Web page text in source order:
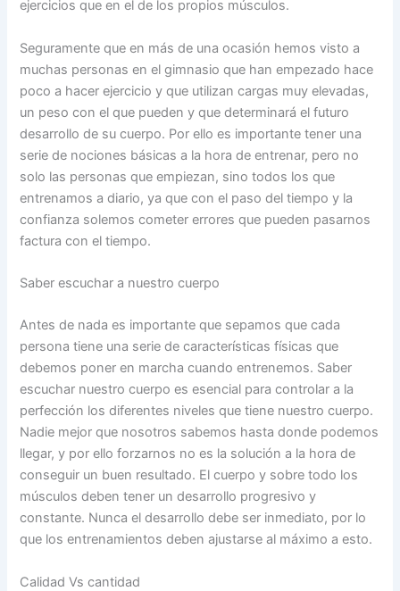
ejercicios que en el de los propios músculos.
Seguramente que en más de una ocasión hemos visto a
muchas personas en el gimnasio que han empezado hace
poco a hacer ejercicio y que utilizan cargas muy elevadas,
un peso con el que pueden y que determinará el futuro
desarrollo de su cuerpo. Por ello es importante tener una
serie de nociones básicas a la hora de entrenar, pero no
solo las personas que empiezan, sino todos los que
entrenamos a diario, ya que con el paso del tiempo y la
confianza solemos cometer errores que pueden pasarnos
factura con el tiempo.
Saber escuchar a nuestro cuerpo
Antes de nada es importante que sepamos que cada
persona tiene una serie de características físicas que
debemos poner en marcha cuando entrenemos. Saber
escuchar nuestro cuerpo es esencial para controlar a la
perfección los diferentes niveles que tiene nuestro cuerpo.
Nadie mejor que nosotros sabemos hasta donde podemos
llegar, y por ello forzarnos no es la solución a la hora de
conseguir un buen resultado. El cuerpo y sobre todo los
músculos deben tener un desarrollo progresivo y
constante. Nunca el desarrollo debe ser inmediato, por lo
que los entrenamientos deben ajustarse al máximo a esto.
Calidad Vs cantidad